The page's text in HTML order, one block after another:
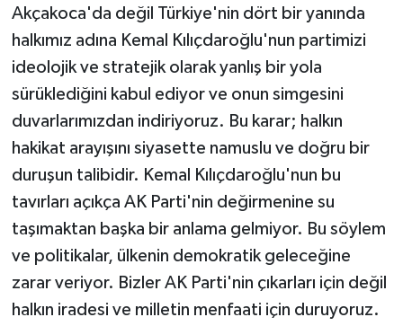
Akçakoca'da değil Türkiye'nin dört bir yanında
halkımız adına Kemal Kılıçdaroğlu'nun partimizi
ideolojik ve stratejik olarak yanlış bir yola
sürüklediğini kabul ediyor ve onun simgesini
duvarlarımızdan indiriyoruz. Bu karar; halkın
hakikat arayışını siyasette namuslu ve doğru bir
duruşun talibidir. Kemal Kılıçdaroğlu'nun bu
tavırları açıkça AK Parti'nin değirmenine su
taşımaktan başka bir anlama gelmiyor. Bu söylem
ve politikalar, ülkenin demokratik geleceğine
zarar veriyor. Bizler AK Parti'nin çıkarları için değil
halkın iradesi ve milletin menfaati için duruyoruz.